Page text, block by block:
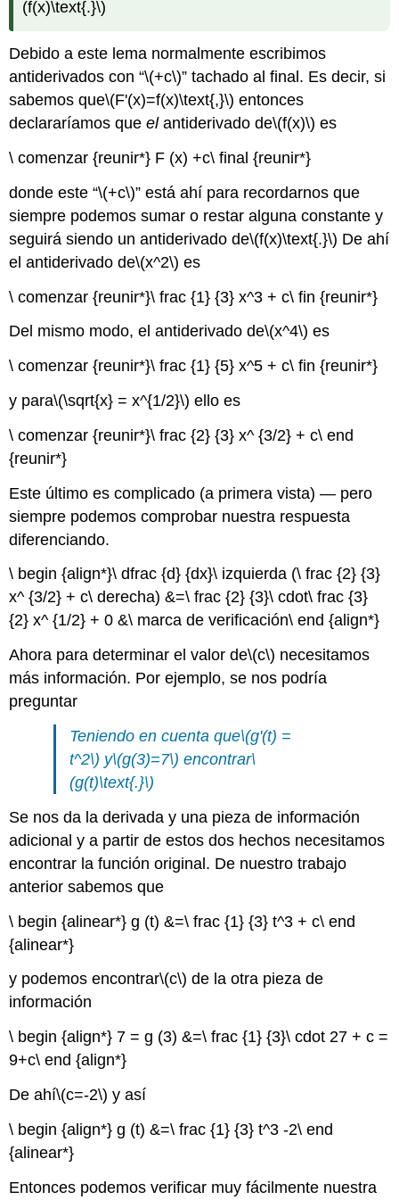
(f(x)\text{.}\)
Debido a este lema normalmente escribimos
antiderivados con “\(+c\)” tachado al final. Es decir, si
sabemos que\(F'(x)=f(x)\text{,}\) entonces
declararíamos queelantiderivado de\(f(x)\) es
\ comenzar {reunir*} F (x) +c\ final {reunir*}
donde este “\(+c\)” está ahí para recordarnos que
siempre podemos sumar o restar alguna constante y
seguirá siendo un antiderivado de\(f(x)\text{.}\) De ahí
el antiderivado de\(x^2\) es
\ comenzar {reunir*}\ frac {1} {3} x^3 + c\ fin {reunir*}
Del mismo modo, el antiderivado de\(x^4\) es
\ comenzar {reunir*}\ frac {1} {5} x^5 + c\ fin {reunir*}
y para\(\sqrt{x} = x^{1/2}\) ello es
\ comenzar {reunir*}\ frac {2} {3} x^ {3/2} + c\ end
{reunir*}
Este último es complicado (a primera vista) — pero
siempre podemos comprobar nuestra respuesta
diferenciando.
\ begin {align*}\ dfrac {d} {dx}\ izquierda (\ frac {2} {3}
x^ {3/2} + c\ derecha) &=\ frac {2} {3}\ cdot\ frac {3}
{2} x^ {1/2} + 0 &\ marca de verificación\ end {align*}
Ahora para determinar el valor de\(c\) necesitamos
más información. Por ejemplo, se nos podría
preguntar
Teniendo en cuenta que\(g'(t) =
t^2\) y\(g(3)=7\) encontrar\
(g(t)\text{.}\)
Se nos da la derivada y una pieza de información
adicional y a partir de estos dos hechos necesitamos
encontrar la función original. De nuestro trabajo
anterior sabemos que
\ begin {alinear*} g (t) &=\ frac {1} {3} t^3 + c\ end
{alinear*}
y podemos encontrar\(c\) de la otra pieza de
información
\ begin {align*} 7 = g (3) &=\ frac {1} {3}\ cdot 27 + c =
9+c\ end {align*}
De ahí\(c=-2\) y así
\ begin {align*} g (t) &=\ frac {1} {3} t^3 -2\ end
{alinear*}
Entonces podemos verificar muy fácilmente nuestra